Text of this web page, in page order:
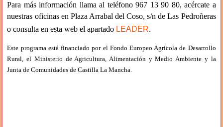
Para más información llama al teléfono 967 13 90 80, acércate a
nuestras oficinas en Plaza Arrabal del Coso, s/n de Las Pedroñeras
o consulta en esta web el apartado LEADER.
Este programa está financiado por el Fondo Europeo Agrícola de Desarrollo
Rural, el Ministerio de Agricultura, Alimentación y Medio Ambiente y la
Junta de Comunidades de Castilla La Mancha.